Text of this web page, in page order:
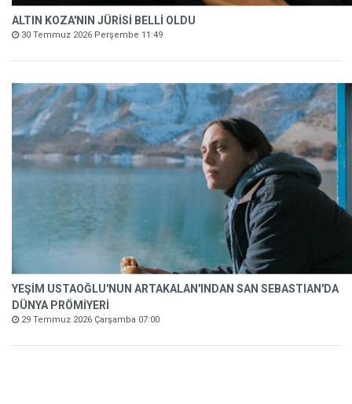
ALTIN KOZA'NIN JÜRİSİ BELLİ OLDU
30 Temmuz 2026 Perşembe 11:49
YEŞİM USTAOĞLU'NUN ARTAKALAN'INDAN SAN SEBASTIAN'DA
DÜNYA PRÖMİYERİ
29 Temmuz 2026 Çarşamba 07:00